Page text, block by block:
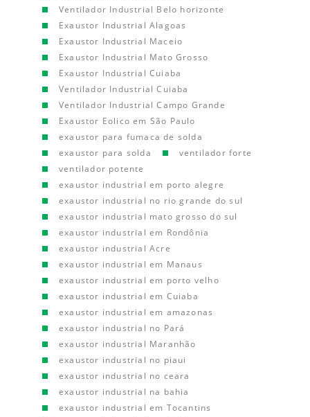
Ventilador Industrial Belo horizonte
Exaustor Industrial Alagoas
Exaustor Industrial Maceio
Exaustor Industrial Mato Grosso
Exaustor Industrial Cuiaba
Ventilador Industrial Cuiaba
Ventilador Industrial Campo Grande
Exaustor Eolico em São Paulo
exaustor para fumaca de solda
exaustor para solda
ventilador forte
ventilador potente
exaustor industrial em porto alegre
exaustor industrial no rio grande do sul
exaustor industrial mato grosso do sul
exaustor industrial em Rondônia
exaustor industrial Acre
exaustor industrial em Manaus
exaustor industrial em porto velho
exaustor industrial em Cuiaba
exaustor industrial em amazonas
exaustor industrial no Pará
exaustor industrial Maranhão
exaustor industrial no piaui
exaustor industrial no ceara
exaustor industrial na bahia
exaustor industrial em Tocantins